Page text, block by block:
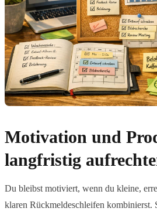
Motivation und
langfristig
Du bleibst motiviert, wenn du kleine,
klaren Rückmeldeschleifen kombinierst.